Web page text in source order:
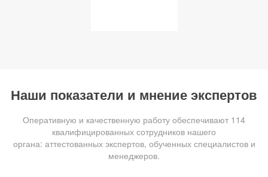
Наши показатели и мнение экспертов
Оперативную и качественную работу обеспечивают 114
квалифицированных сотрудников нашего
органа: аттестованных экспертов, обученных специалистов и
менеджеров.